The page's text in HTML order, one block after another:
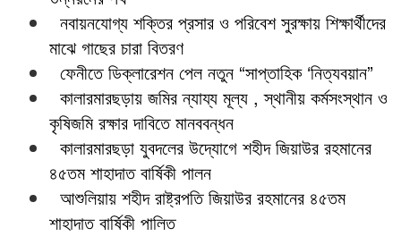
নবায়নযোগ্য শক্তির প্রসার ও পরিবেশ সুরক্ষায় শিক্ষার্থীদের
মাঝে গাছের চারা বিতরণ
ফেনীতে ডিক্লারেশন পেল নতুন “সাপ্তাহিক ‘নিত্যবয়ান”
কালারমারছড়ায় জমির ন্যায্য মূল্য , স্থানীয় কর্মসংস্থান ও
কৃষিজমি রক্ষার দাবিতে মানববন্ধন
কালারমারছড়া যুবদলের উদ্যোগে শহীদ জিয়াউর রহমানের
৪৫তম শাহাদাত বার্ষিকী পালন
আশুলিয়ায় শহীদ রাষ্ট্রপতি জিয়াউর রহমানের ৪৫তম
শাহাদাত বার্ষিকী পালিত